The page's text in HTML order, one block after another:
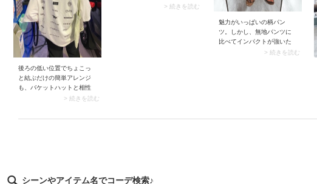
プリント柄に使われている
> 続きを読む
魅力がいっぱいの柄パン
ツ。しかし、無地パンツに
比べてインパクトが強いた
め、苦手意識を持ってしま
すよ！
> 続きを読む
後ろの低い位置でちょこっ
と結ぶだけの簡単アレンジ
も、バケットハットと相性
バツグンです。首元がすっ
> 続きを読む
シーンやアイテム名でコーデ検索♪